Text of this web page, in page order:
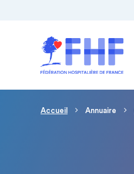
Fil d'Ariane
Accueil Annuaire